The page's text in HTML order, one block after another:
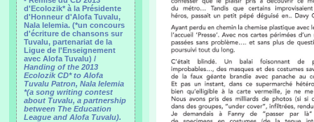
d'Ecolozik* à la Présidente
d'Honneur d'Alofa Tuvalu,
Nala Ielemia. (*un concours
d'écriture de chansons sur
Tuvalu, partenariat de la
Ligue de l'Enseignement
avec Alofa Tuvalu) /
Handing of the 2013
Ecolozik CD* to Alofa
Tuvalu Patron, Nala Ielemia
*(a song writing contest
about Tuvalu, a partnership
between The Education
League and Alofa Tuvalu).